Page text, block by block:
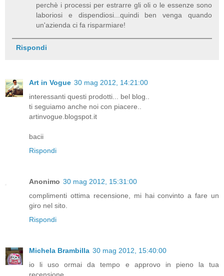
perchè i processi per estrarre gli oli o le essenze sono
laboriosi e dispendiosi...quindi ben venga quando
un'azienda ci fa risparmiare!
Rispondi
Art in Vogue 30 mag 2012, 14:21:00
interessanti questi prodotti... bel blog..
ti seguiamo anche noi con piacere..
artinvogue.blogspot.it
bacii
Rispondi
Anonimo 30 mag 2012, 15:31:00
complimenti ottima recensione, mi hai convinto a fare un
giro nel sito.
Rispondi
Michela Brambilla 30 mag 2012, 15:40:00
io li uso ormai da tempo e approvo in pieno la tua